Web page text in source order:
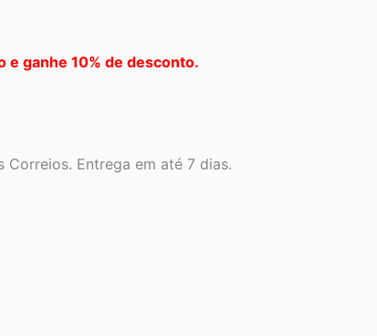
e ganhe 10% de desconto.
Correios. Entrega em até 7 dias.